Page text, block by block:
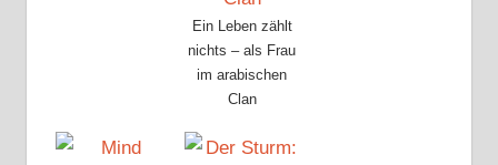
Ein Leben zählt
nichts – als Frau
im arabischen
Clan